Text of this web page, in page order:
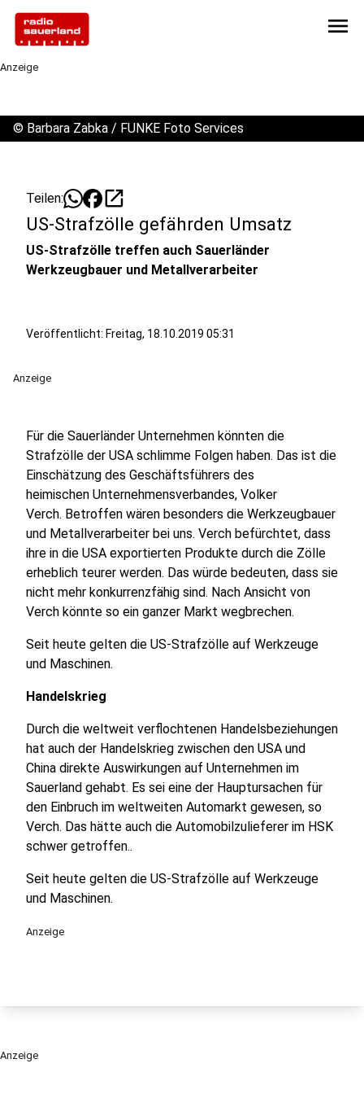
menu
Anzeige
© Barbara Zabka / FUNKE Foto Services
Teilen: open_in_new
US-Strafzölle gefährden Umsatz
US-Strafzölle treffen auch Sauerländer
Werkzeugbauer und Metallverarbeiter
Veröffentlicht: Freitag, 18.10.2019 05:31
Anzeige
Für die Sauerländer Unternehmen könnten die
Strafzölle der USA schlimme Folgen haben. Das ist die
Einschätzung des Geschäftsführers des
heimischen Unternehmensverbandes, Volker
Verch. Betroffen wären besonders die Werkzeugbauer
und Metallverarbeiter bei uns. Verch befürchtet, dass
ihre in die USA exportierten Produkte durch die Zölle
erheblich teurer werden. Das würde bedeuten, dass sie
nicht mehr konkurrenzfähig sind. Nach Ansicht von
Verch könnte so ein ganzer Markt wegbrechen.
Seit heute gelten die US-Strafzölle auf Werkzeuge
und Maschinen.
Handelskrieg
Durch die weltweit verflochtenen Handelsbeziehungen
hat auch der Handelskrieg zwischen den USA und
China direkte Auswirkungen auf Unternehmen im
Sauerland gehabt. Es sei eine der Hauptursachen für
den Einbruch im weltweiten Automarkt gewesen, so
Verch. Das hätte auch die Automobilzulieferer im HSK
schwer getroffen..
Seit heute gelten die US-Strafzölle auf Werkzeuge
und Maschinen.
Anzeige
Anzeige